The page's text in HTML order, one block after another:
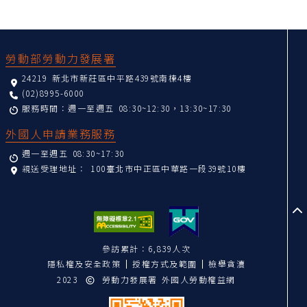
勞動部勞動力發展署
24219 新北市新莊區中平路439號南棟4樓
(02)8995-6000
服務時間：週一至週五 08:30~12:30，13:30~17:30
外國人申請業務服務
週一至週五 08:30~17:30
親送受理地址： 100臺北市中正區中華路一段39號10樓
參訪累計：6,839人次
隱私權及安全政策
授權方式及範圍
檢舉貪瀆
2023
勞動力發展署 外國人勞動權益網
至